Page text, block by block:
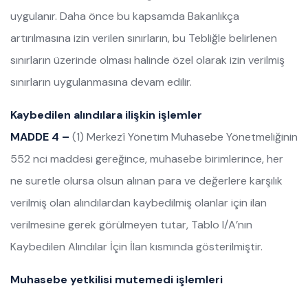
uygulanır. Daha önce bu kapsamda Bakanlıkça
artırılmasına izin verilen sınırların, bu Tebliğle belirlenen
sınırların üzerinde olması halinde özel olarak izin verilmiş
sınırların uygulanmasına devam edilir.
Kaybedilen alındılara ilişkin işlemler
MADDE 4 – (1) Merkezî Yönetim Muhasebe Yönetmeliğinin
552 nci maddesi gereğince, muhasebe birimlerince, her
ne suretle olursa olsun alınan para ve değerlere karşılık
verilmiş olan alındılardan kaybedilmiş olanlar için ilan
verilmesine gerek görülmeyen tutar, Tablo I/A’nın
Kaybedilen Alındılar İçin İlan kısmında gösterilmiştir.
Muhasebe yetkilisi mutemedi işlemleri